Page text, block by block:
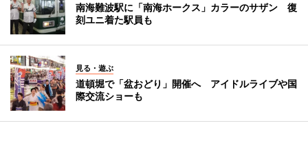
南海難波駅に「南海ホークス」カラーのサザン 復
刻ユニ着た駅員も
見る・遊ぶ
道頓堀で「盆おどり」開催へ アイドルライブや国
際交流ショーも